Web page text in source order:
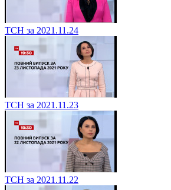
ТСН за 2021.11.24
ТСН за 2021.11.23
ТСН за 2021.11.22